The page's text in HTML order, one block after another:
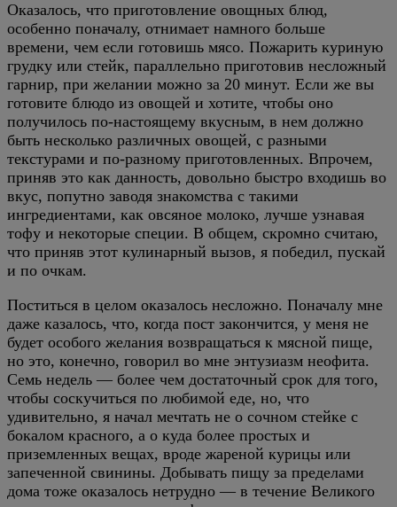
Оказалось, что приготовление овощных блюд,
особенно поначалу, отнимает намного больше
времени, чем если готовишь мясо. Пожарить куриную
грудку или стейк, параллельно приготовив несложный
гарнир, при желании можно за 20 минут. Если же вы
готовите блюдо из овощей и хотите, чтобы оно
получилось по-настоящему вкусным, в нем должно
быть несколько различных овощей, с разными
текстурами и по-разному приготовленных. Впрочем,
приняв это как данность, довольно быстро входишь во
вкус, попутно заводя знакомства с такими
ингредиентами, как овсяное молоко, лучше узнавая
тофу и некоторые специи. В общем, скромно считаю,
что приняв этот кулинарный вызов, я победил, пускай
и по очкам.
Поститься в целом оказалось несложно. Поначалу мне
даже казалось, что, когда пост закончится, у меня не
будет особого желания возвращаться к мясной пище,
но это, конечно, говорил во мне энтузиазм неофита.
Семь недель — более чем достаточный срок для того,
чтобы соскучиться по любимой еде, но, что
удивительно, я начал мечтать не о сочном стейке с
бокалом красного, а о куда более простых и
приземленных вещах, вроде жареной курицы или
запеченной свинины. Добывать пищу за пределами
дома тоже оказалось нетрудно — в течение Великого